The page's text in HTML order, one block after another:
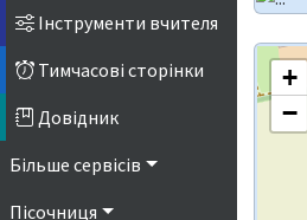
Інструменти вчителя
Тимчасові сторінки
Довідник
Більше сервісів
Пісочниця
+
−